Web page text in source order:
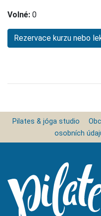
Volné: 0
Pilates & jóga studio
osobních